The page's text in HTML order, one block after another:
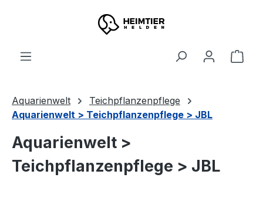
Zum Hauptinhalt springen
Aquarienwelt
Teichpflanzenpflege
Aquarienwelt > Teichpflanzenpflege > JBL
Aquarienwelt >
Teichpflanzenpflege > JBL